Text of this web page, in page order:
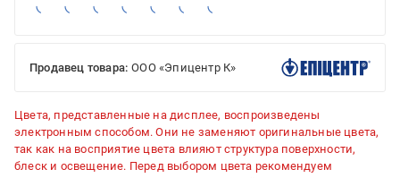
Продавец товара: ООО «Эпицентр К»
Цвета, представленные на дисплее, воспроизведены
электронным способом. Они не заменяют оригинальные цвета,
так как на восприятие цвета влияют структура поверхности,
блеск и освещение. Перед выбором цвета рекомендуем